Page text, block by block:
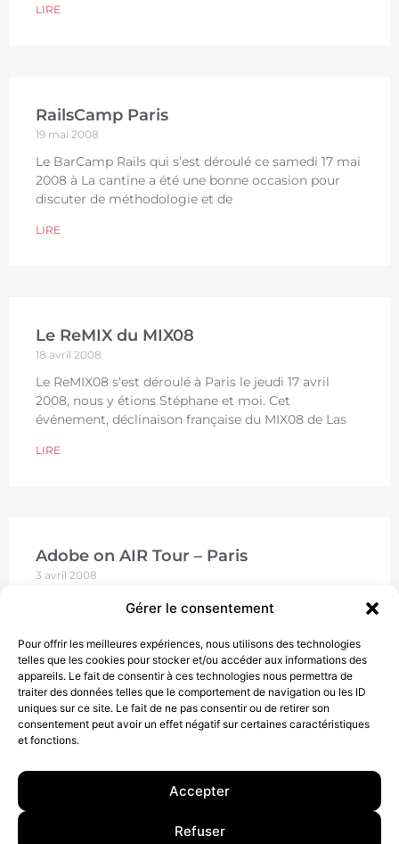
Gérer le consentement
Pour offrir les meilleures expériences, nous utilisons des technologies
telles que les cookies pour stocker et/ou accéder aux informations des
appareils. Le fait de consentir à ces technologies nous permettra de
traiter des données telles que le comportement de navigation ou les ID
uniques sur ce site. Le fait de ne pas consentir ou de retirer son
consentement peut avoir un effet négatif sur certaines caractéristiques
et fonctions.
Accepter
Refuser
LIRE
RailsCamp Paris
19 mai 2008
Le BarCamp Rails qui s’est déroulé ce samedi 17 mai
2008 à La cantine a été une bonne occasion pour
discuter de méthodologie et de
LIRE
Le ReMIX du MIX08
18 avril 2008
Le ReMIX08 s’est déroulé à Paris le jeudi 17 avril
2008, nous y étions Stéphane et moi. Cet
événement, déclinaison française du MIX08 de Las
LIRE
Adobe on AIR Tour – Paris
3 avril 2008
J’ai assisté ce mercredi 2 avril à l’événement Adobe
sur les interfaces riches RIA (Rich
LIRE
–